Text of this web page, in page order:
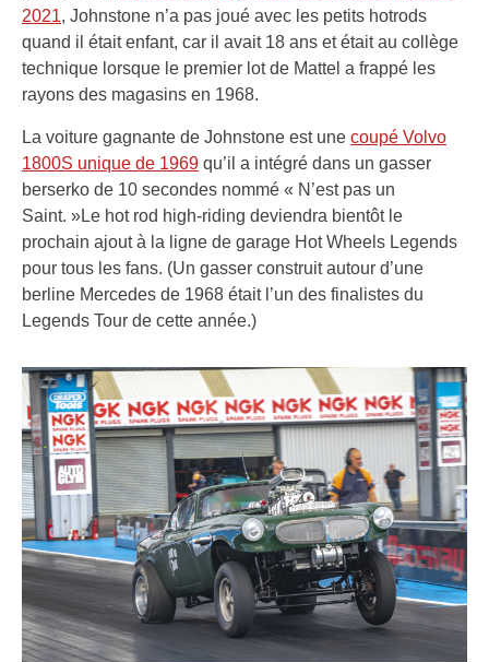
2021, Johnstone n’a pas joué avec les petits hotrods
quand il était enfant, car il avait 18 ans et était au collège
technique lorsque le premier lot de Mattel a frappé les
rayons des magasins en 1968.
La voiture gagnante de Johnstone est une coupé Volvo
1800S unique de 1969 qu’il a intégré dans un gasser
berserko de 10 secondes nommé « N’est pas un
Saint. »Le hot rod high-riding deviendra bientôt le
prochain ajout à la ligne de garage Hot Wheels Legends
pour tous les fans. (Un gasser construit autour d’une
berline Mercedes de 1968 était l’un des finalistes du
Legends Tour de cette année.)